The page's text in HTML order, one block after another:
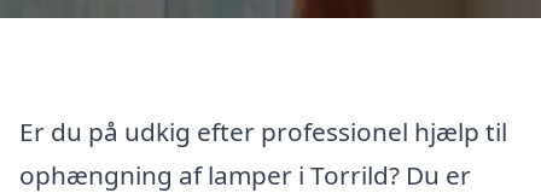
Er du på udkig efter professionel hjælp til
ophængning af lamper i Torrild? Du er